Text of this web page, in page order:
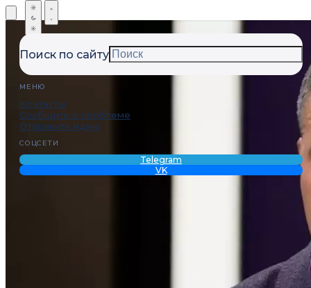
Поиск по сайту
МЕНЮ
Контакты
Сообщить о проблеме
Отправить идею
СОЦСЕТИ
Telegram
VK